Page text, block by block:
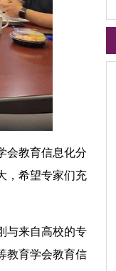
会教育信息化分
，希望专家们充
与来自高校的专
教育学会教育信